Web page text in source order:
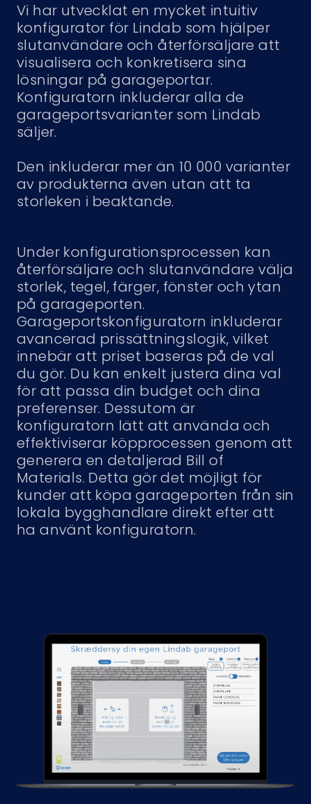
Vi har utvecklat en mycket intuitiv
konfigurator för Lindab som hjälper
slutanvändare och återförsäljare att
visualisera och konkretisera sina
lösningar på garageportar.
Konfiguratorn inkluderar alla de
garageportsvarianter som Lindab
säljer.
Den inkluderar mer än 10 000 varianter
av produkterna även utan att ta
storleken i beaktande.
Under konfigurationsprocessen kan
återförsäljare och slutanvändare välja
storlek, tegel, färger, fönster och ytan
på garageporten.
Garageportskonfiguratorn inkluderar
avancerad prissättningslogik, vilket
innebär att priset baseras på de val
du gör. Du kan enkelt justera dina val
för att passa din budget och dina
preferenser. Dessutom är
konfiguratorn lätt att använda och
effektiviserar köpprocessen genom att
generera en detaljerad Bill of
Materials. Detta gör det möjligt för
kunder att köpa garageporten från sin
lokala bygghandlare direkt efter att
ha använt konfiguratorn.